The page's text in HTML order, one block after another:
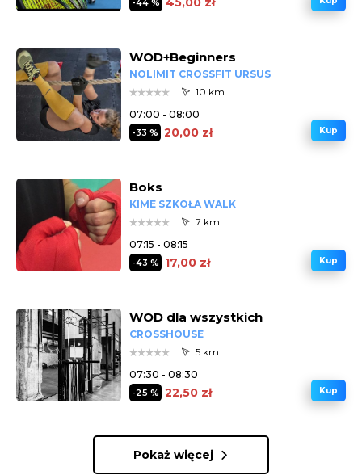
WOD+Beginners
NOLIMIT CROSSFIT URSUS
10 km
07:00 - 08:00
-33 % 20,00 zł Kup
Boks
KIME SZKOŁA WALK
7 km
07:15 - 08:15
-43 % 17,00 zł Kup
WOD dla wszystkich
CROSSHOUSE
5 km
07:30 - 08:30
-25 % 22,50 zł Kup
Pokaż więcej